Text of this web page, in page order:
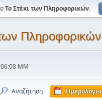
Το Στέκι των Πληροφορικών.
Πληροφορικών
ΜΜ
Αναζήτηση Ημερολόγιο